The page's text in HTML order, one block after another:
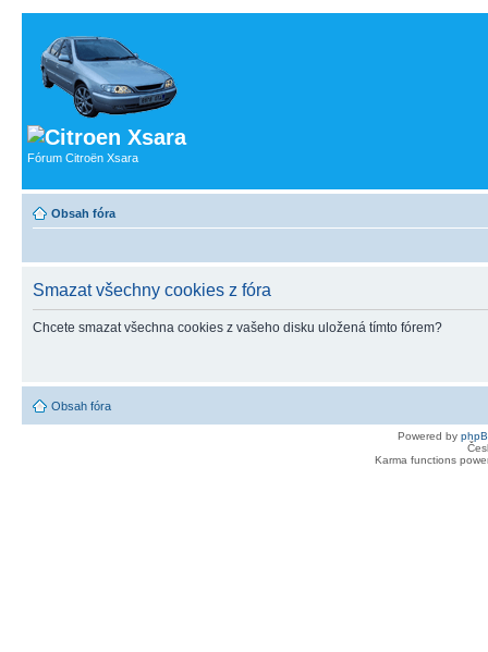
Fórum Citroën Xsara
Obsah fóra
Smazat všechny cookies z fóra
Chcete smazat všechna cookies z vašeho disku uložená tímto fórem?
Obsah fóra
Powered by
Karma functions